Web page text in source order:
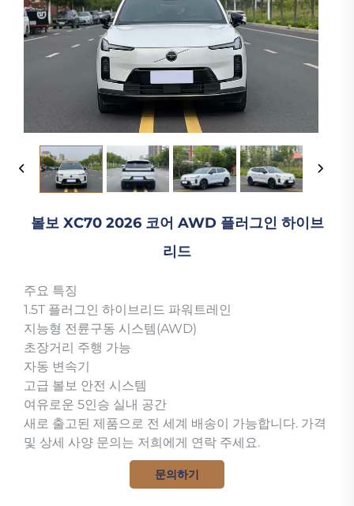
볼보 XC70 2026 코어 AWD 플러그인 하이브
리드
주요 특징
1.5T 플러그인 하이브리드 파워트레인
지능형 전륜구동 시스템(AWD)
초장거리 주행 가능
자동 변속기
고급 볼보 안전 시스템
여유로운 5인승 실내 공간
새로 출고된 제품으로 전 세계 배송이 가능합니다. 가격
및 상세 사양 문의는 저희에게 연락 주세요.
문의하기